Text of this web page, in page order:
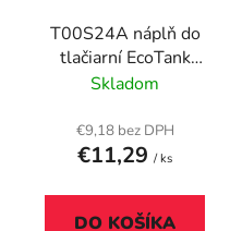
T00S24A náplň do
tlačiarní EcoTank
L3110, L3150, L1110,
ml
Skladom
€9,18 bez DPH
€11,29 / ks
DO KOŠÍKA